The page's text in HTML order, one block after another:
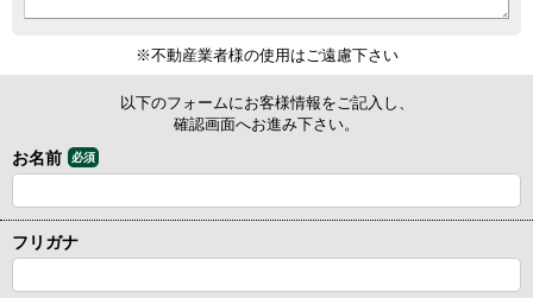
※不動産業者様の使用はご遠慮下さい
以下のフォームにお客様情報をご記入し、
確認画面へお進み下さい。
お名前 必須
フリガナ